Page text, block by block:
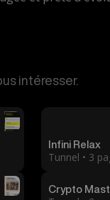
intéresser.
Infini Relax
Tunnel • 3
Crypto